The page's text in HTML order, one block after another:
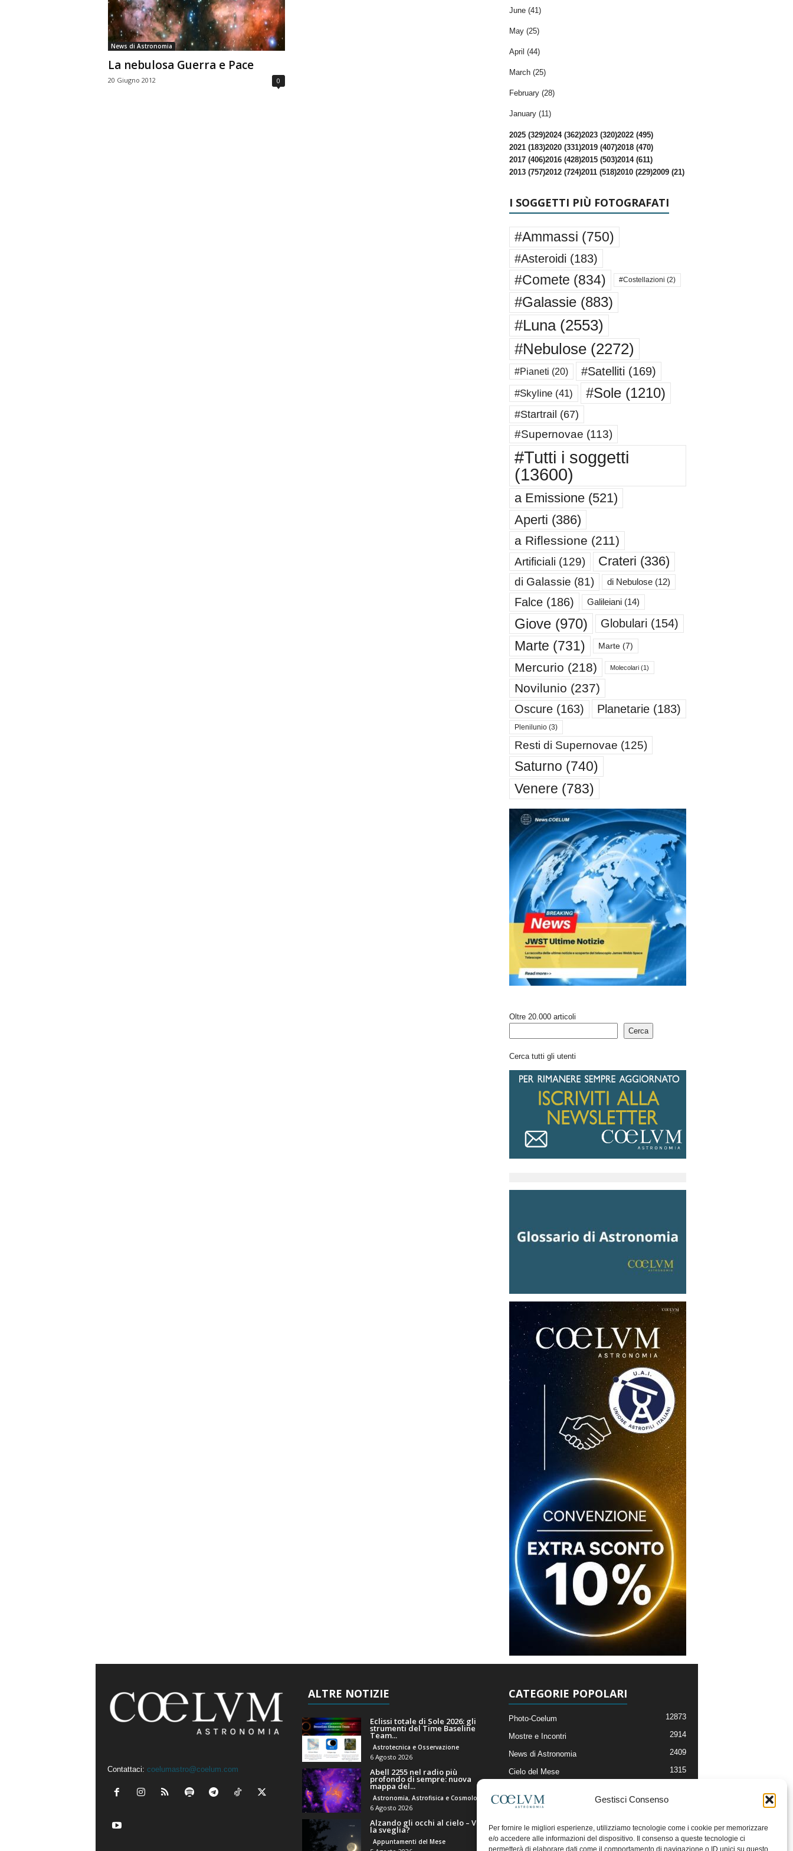
Gestisci Consenso
Per fornire le migliori esperienze, utilizziamo tecnologie come i cookie per memorizzare
e/o accedere alle informazioni del dispositivo. Il consenso a queste tecnologie ci
permetterà di elaborare dati come il comportamento di navigazione o ID unici su questo
n
o
m
i
a
News di Astronomia
La nebulosa Guerra e Pace
20 Giugno 2012 0
June (41)
May (25)
April (44)
March (25)
February (28)
January (11)
2025 (329)2024 (362)2023 (320)2022 (495)
2021 (183)2020 (331)2019 (407)2018 (470)
2017 (406)2016 (428)2015 (503)2014 (611)
2013 (757)2012 (724)2011 (518)2010 (229)2009 (21)
I SOGGETTI PIÙ FOTOGRAFATI
#Ammassi (750)
#Asteroidi (183)
#Comete (834) #Costellazioni (2)
#Galassie(883)
#Luna(2553)
#Nebulose(2272)
#Pianeti (20) #Satelliti (169)
#Skyline(41) #Sole(1210)
#Startrail (67)
#Supernovae (113)
#Tutti i soggetti
(13600)
a Emissione(521)
Aperti (386)
a Riflessione (211)
Artificiali (129) Crateri (336)
di Galassie (81) di Nebulose(12)
Falce(186) Galileiani(14)
Giove(970) Globulari (154)
Marte (731) Marte(7)
Mercurio (218) Molecolari(1)
Novilunio (237)
Oscure(163) Planetarie(183)
Plenilunio(3)
Resti di Supernovae (125)
Saturno (740)
Venere (783)
Oltre 20.000 articoli
Cerca
Cerca tutti gli utenti
Contattaci: coelumastro@coelum.com
ALTRE NOTIZIE
Eclissi totale di Sole 2026: gli
strumenti del Time Baseline
Team...
Astrotecnica e Osservazione
6 Agosto 2026
Abell 2255 nel radio più
profondo di sempre: nuova
mappa del...
Astronomia, Astrofisica e Cosmologia
6 Agosto 2026
Alzando gli occhi al cielo – Vale
la sveglia?
Appuntamenti del Mese
CATEGORIE POPOLARI
Photo-Coelum 12873
Mostre e Incontri 2914
News di Astronomia 2409
Cielo del Mese 1315
Articoli e Risorse On-Line
Il Blog della Redazione